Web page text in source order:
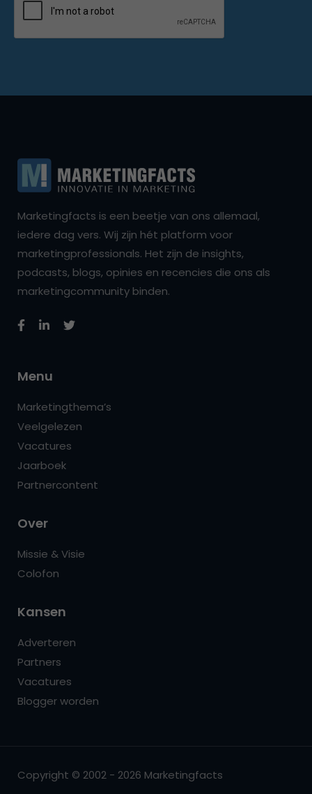
Marketingfacts is een beetje van ons allemaal,
iedere dag vers. Wij zijn hét platform voor
marketingprofessionals. Het zijn de insights,
podcasts, blogs, opinies en recencies die ons als
marketingcommunity binden.
Menu
Marketingthema’s
Veelgelezen
Vacatures
Jaarboek
Partnercontent
Over
Missie & Visie
Colofon
Kansen
Adverteren
Partners
Vacatures
Blogger worden
Copyright © 2002 - 2026 Marketingfacts